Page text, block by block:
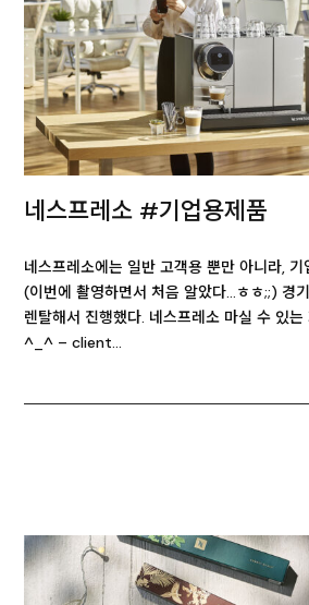
네스프레소 #기업용제품
네스프레소에는 일반 고객용 뿐만 아니라,
(이번에 촬영하면서 처음 알았다…ㅎㅎ;;) 경
렌탈해서 진행했다. 네스프레소 마실 수 있
^_^ – client…